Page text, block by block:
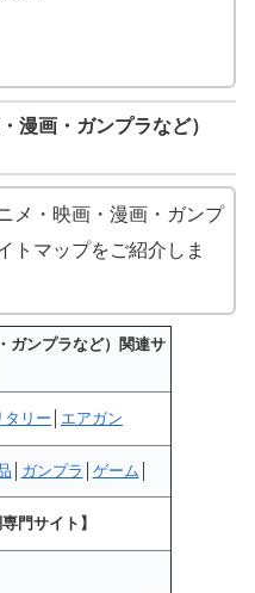
漫画・ガンプラなど）
メ・映画・漫画・ガンプ
トマップをご紹介しま
ガンプラなど）関連サ
タリー エアガン
ガンプラ ゲーム
門サイト】